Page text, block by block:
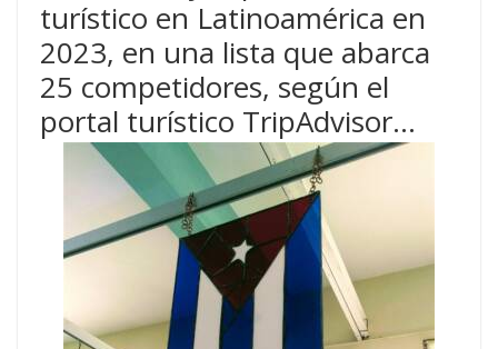
turístico en Latinoamérica en
2023, en una lista que abarca
25 competidores, según el
portal turístico TripAdvisor…